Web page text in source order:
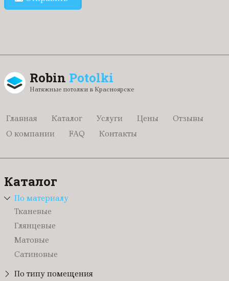
Robin Potolki
Натяжные потолки в Красноярске
Главная Каталог Услуги Цены
Отзывы
О компании
FAQ Контакты
Каталог
По материалу
Тканевые
Глянцевые
Матовые
Сатиновые
По типу помещения